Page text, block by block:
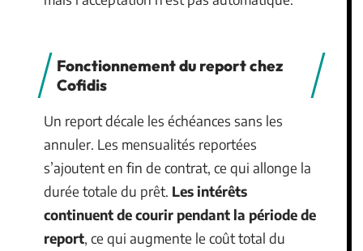
Fonctionnement du report chez
Cofidis
Un report décale les échéances sans les
annuler. Les mensualités reportées
s’ajoutent en fin de contrat, ce qui allonge la
durée totale du prêt. Les intérêts
continuent de courir pendant la période de
report, ce qui augmente le coût total du